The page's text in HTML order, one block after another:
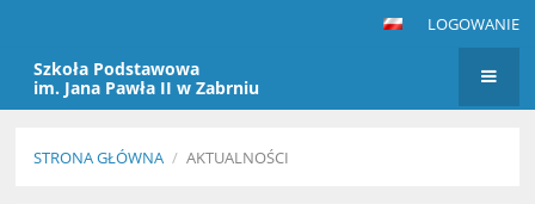
LOGOWANIE
Szkoła Podstawowa
im. Jana Pawła II w Zabrniu
STRONA GŁÓWNA / AKTUALNOŚCI